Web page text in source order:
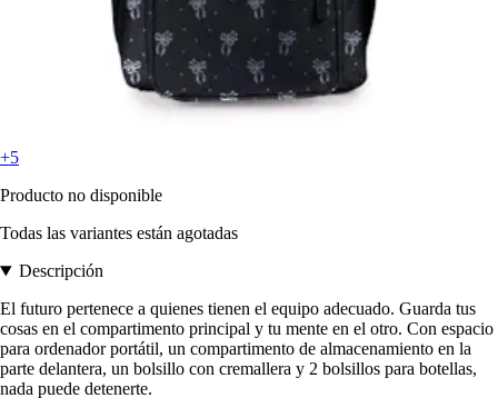
+5
Producto no disponible
Todas las variantes están agotadas
Descripción
El futuro pertenece a quienes tienen el equipo adecuado. Guarda tus
cosas en el compartimento principal y tu mente en el otro. Con espacio
para ordenador portátil, un compartimento de almacenamiento en la
parte delantera, un bolsillo con cremallera y 2 bolsillos para botellas,
nada puede detenerte.